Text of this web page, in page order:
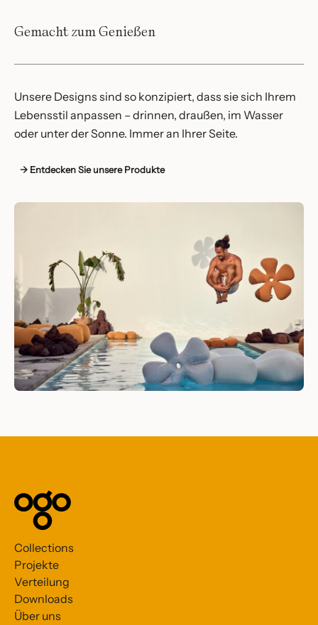
Gemacht zum Genießen
Unsere Designs sind so konzipiert, dass sie sich Ihrem
Lebensstil anpassen – drinnen, draußen, im Wasser
oder unter der Sonne. Immer an Ihrer Seite.
→ Entdecken Sie unsere Produkte
Collections
Projekte
Verteilung
Downloads
Über uns